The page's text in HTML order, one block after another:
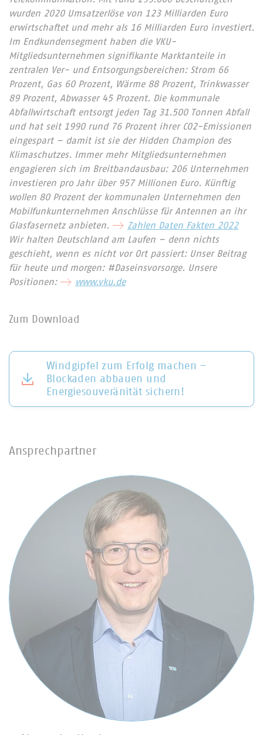
wurden 2020 Umsatzerlöse von 123 Milliarden Euro
erwirtschaftet und mehr als 16 Milliarden Euro investiert.
Im Endkundensegment haben die VKU-
Mitgliedsunternehmen signifikante Marktanteile in
zentralen Ver- und Entsorgungsbereichen: Strom 66
Prozent, Gas 60 Prozent, Wärme 88 Prozent, Trinkwasser
89 Prozent, Abwasser 45 Prozent. Die kommunale
Abfallwirtschaft entsorgt jeden Tag 31.500 Tonnen Abfall
und hat seit 1990 rund 76 Prozent ihrer CO2-Emissionen
eingespart – damit ist sie der Hidden Champion des
Klimaschutzes. Immer mehr Mitgliedsunternehmen
engagieren sich im Breitbandausbau: 206 Unternehmen
investieren pro Jahr über 957 Millionen Euro. Künftig
wollen 80 Prozent der kommunalen Unternehmen den
Mobilfunkunternehmen Anschlüsse für Antennen an ihr
Glasfasernetz anbieten.
Zahlen Daten Fakten 2022
Wir halten Deutschland am Laufen – denn nichts
geschieht, wenn es nicht vor Ort passiert: Unser Beitrag
für heute und morgen: #Daseinsvorsorge. Unsere
Positionen:
www.vku.de
Zum Download
Windgipfel zum Erfolg machen –
Blockaden abbauen und
Energiesouveränität sichern!
Ansprechpartner